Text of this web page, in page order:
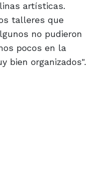
artísticas.
talleres que
no pudieron
pocos en la
bien organizados".